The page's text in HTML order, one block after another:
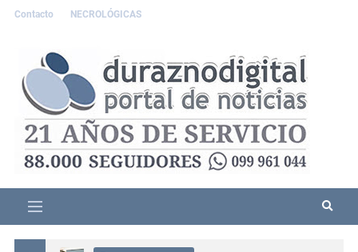
Contacto NECROLÓGICAS